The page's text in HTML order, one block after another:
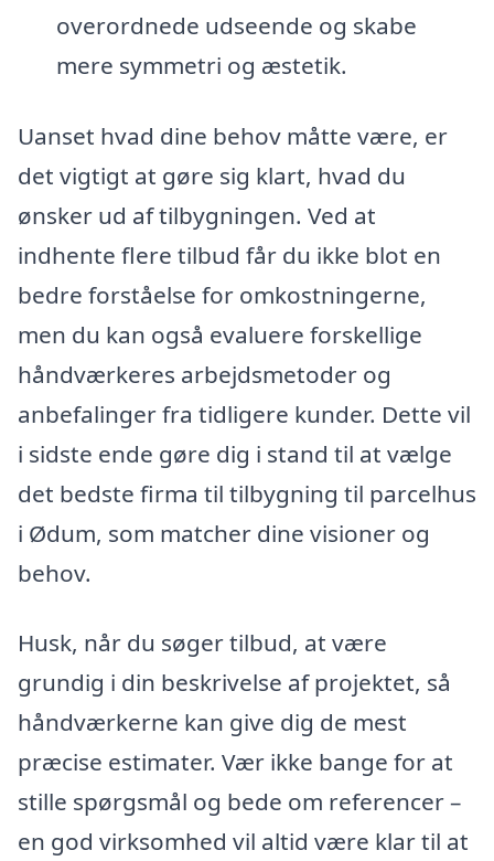
overordnede udseende og skabe
mere symmetri og æstetik.
Uanset hvad dine behov måtte være, er
det vigtigt at gøre sig klart, hvad du
ønsker ud af tilbygningen. Ved at
indhente flere tilbud får du ikke blot en
bedre forståelse for omkostningerne,
men du kan også evaluere forskellige
håndværkeres arbejdsmetoder og
anbefalinger fra tidligere kunder. Dette vil
i sidste ende gøre dig i stand til at vælge
det bedste firma til tilbygning til parcelhus
i Ødum, som matcher dine visioner og
behov.
Husk, når du søger tilbud, at være
grundig i din beskrivelse af projektet, så
håndværkerne kan give dig de mest
præcise estimater. Vær ikke bange for at
stille spørgsmål og bede om referencer –
en god virksomhed vil altid være klar til at